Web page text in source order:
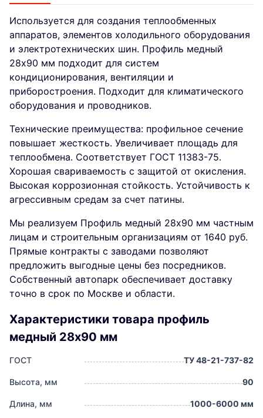
Используется для создания теплообменных
аппаратов, элементов холодильного оборудования
и электротехнических шин. Профиль медный
28х90 мм подходит для систем
кондиционирования, вентиляции и
приборостроения. Подходит для климатического
оборудования и проводников.
Технические преимущества: профильное сечение
повышает жесткость. Увеличивает площадь для
теплообмена. Соответствует ГОСТ 11383-75.
Хорошая свариваемость с защитой от окисления.
Высокая коррозионная стойкость. Устойчивость к
агрессивным средам за счет патины.
Мы реализуем Профиль медный 28х90 мм частным
лицам и строительным организациям от 1640 руб.
Прямые контракты с заводами позволяют
предложить выгодные цены без посредников.
Собственный автопарк обеспечивает доставку
точно в срок по Москве и области.
Характеристики товара профиль
медный 28х90 мм
ГОСТ ТУ 48-21-737-82
Высота, мм 90
Длина, мм 1000-6000 мм